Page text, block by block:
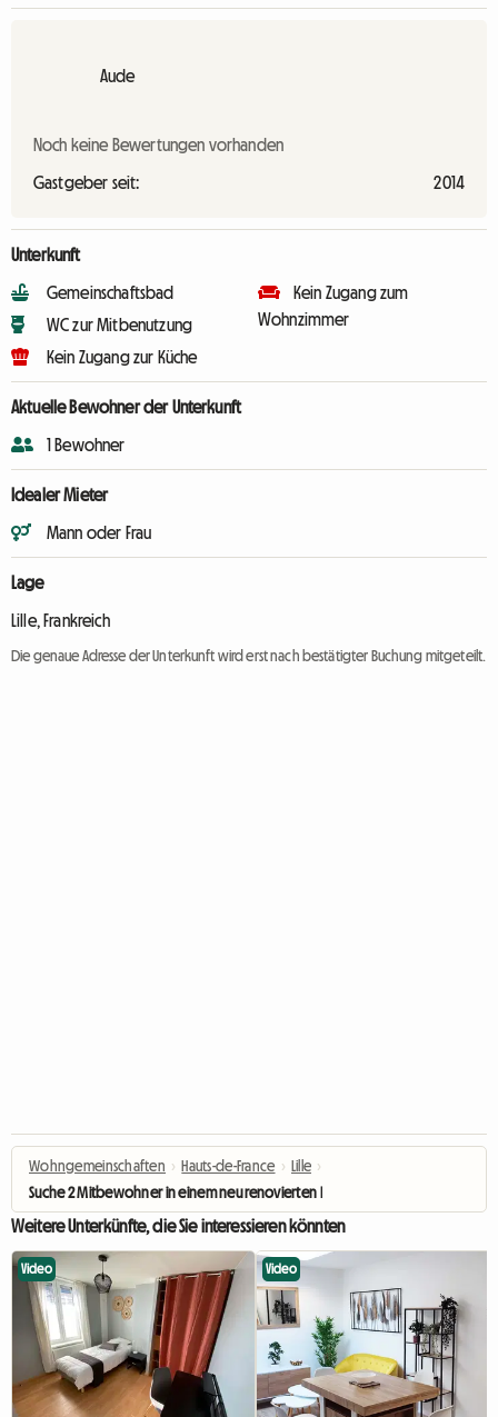
Aude
Noch keine Bewertungen vorhanden
Gastgeber seit: 2014
Unterkunft
Gemeinschaftsbad
WC zur Mitbenutzung
Kein Zugang zur Küche
Kein Zugang zum
Wohnzimmer
Aktuelle Bewohner der Unterkunft
1 Bewohner
Idealer Mieter
Mann oder Frau
Lage
Lille, Frankreich
Die genaue Adresse der Unterkunft wird erst nach bestätigter Buchung mitgeteilt.
Wohngemeinschaften › Hauts-de-France › Lille ›
Suche 2 Mitbewohner in einem neu renovierten Haus
Weitere Unterkünfte, die Sie interessieren könnten
Video Video